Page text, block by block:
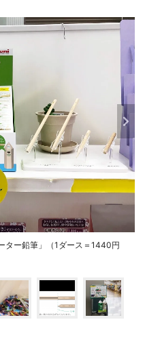
ター鉛筆」（1ダース＝1440円